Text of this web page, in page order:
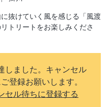
抜けていく風を感じる「風渡
トリートをお楽しみくださ
しました。キャンセル
登録お願いします。
セル待ちに登録する